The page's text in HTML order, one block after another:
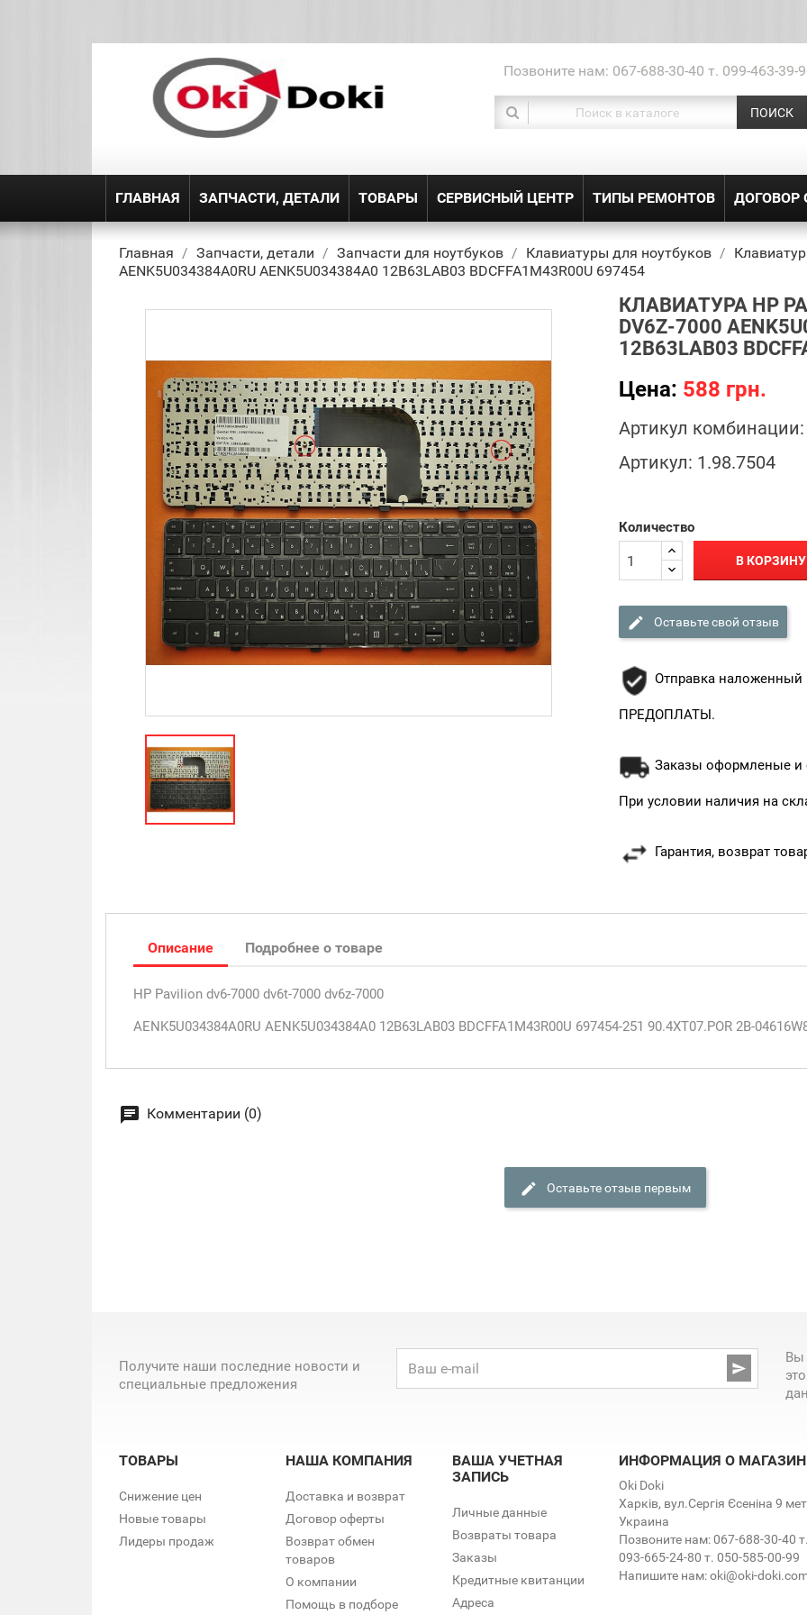
Позвоните нам: 067-688-30-40 т. 099-463-39-
ПОИСК
ГЛАВНАЯ ЗАПЧАСТИ, ДЕТАЛИ ТОВАРЫ СЕРВИСНЫЙ ЦЕНТР ТИПЫ РЕМОНТОВ ДОГОВОР
Главная Запчасти, детали Запчасти для ноутбуков Клавиатуры для ноутбуков
AENK5U034384A0RU AENK5U034384A0 12B63LAB03 BDCFFA1M43R00U 697454
КЛАВИАТУРА HP
DV6Z-7000
12B63LAB03
Цена: 588 грн.
Артикул комбинации:
Артикул: 1.98.7504
Количество
В КОРЗИНУ
Оставьте свой отзыв
Отправка наложенный
ПРЕДОПЛАТЫ.
Заказы оформленые и
При условии наличия на
Гарантия, возврат
Описание Подробнее о товаре
HP Pavilion dv6-7000 dv6t-7000 dv6z-7000
AENK5U034384A0RU AENK5U034384A0 12B63LAB03 BDCFFA1M43R00U 697454-251 90.4XT07.POR 2B-
Комментарии (0)
Оставьте отзыв первым
Получите наши последние новости и
специальные предложения

Вы
ТОВАРЫ
Снижение цен
Новые товары
Лидеры продаж
НАША КОМПАНИЯ
Доставка и возврат
Договор оферты
Возврат обмен
товаров
О компании
Помощь в подборе
ВАША УЧЕТНАЯ
ЗАПИСЬ
Личные данные
Возвраты товара
Заказы
Кредитные квитанции
Адреса
ИНФОРМАЦИЯ О
Oki Doki
Харків, вул.Сергія Єсеніна 9
Украина
Позвоните нам:067-688-30-40
093-665-24-80 т. 050-585-00-99
Напишите нам:oki@oki-